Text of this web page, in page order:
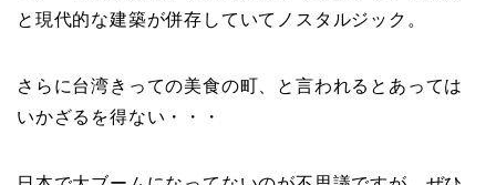
と現代的な建築が併存していてノスタルジック。
さらに台湾きっての美食の町、と言われるとあっては
いかざるを得ない・・・